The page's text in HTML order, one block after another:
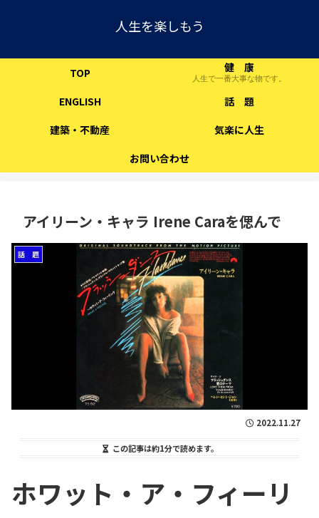
人生を楽しもう
TOP 健 康
人生で一番大事な物です。
ENGLISH
話 題
建築・不動産
気楽に人生
お問い合わせ
アイリーン・キャラ Irene Caraを偲んで
話 題
2022.11.27
この記事は約1分で読めます。
ホワット・ア・フィーリ